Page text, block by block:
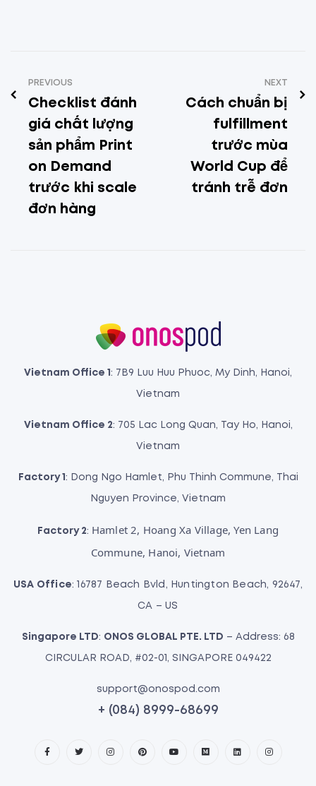
PREVIOUS
Checklist đánh
giá chất lượng
sản phẩm Print
on Demand
trước khi scale
đơn hàng
NEXT
Cách chuẩn bị
fulfillment
trước mùa
World Cup để
tránh trễ đơn
Vietnam Office 1 : 7B9 Luu Huu Phuoc, My Dinh, Hanoi,
Vietnam
Vietnam Office 2: 705 Lac Long Quan, Tay Ho, Hanoi,
Vietnam
Factory 1 : Dong Ngo Hamlet, Phu Thinh Commune, Thai
Nguyen Province, Vietnam
Factory 2: Hamlet 2, Hoang Xa Village, Yen Lang
Commune, Hanoi, Vietnam
USA Office: 16787 Beach Bvld, Huntington Beach, 92647,
CA – US
Singapore LTD: ONOS GLOBAL PTE. LTD – Address: 68
CIRCULAR ROAD, #02-01, SINGAPORE 049422
support@onospod.com
+ (084) 8999-68699